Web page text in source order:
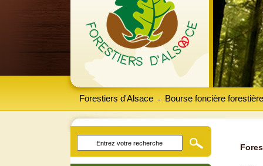
Forestiers d'Alsace Bourse foncière forestière
-